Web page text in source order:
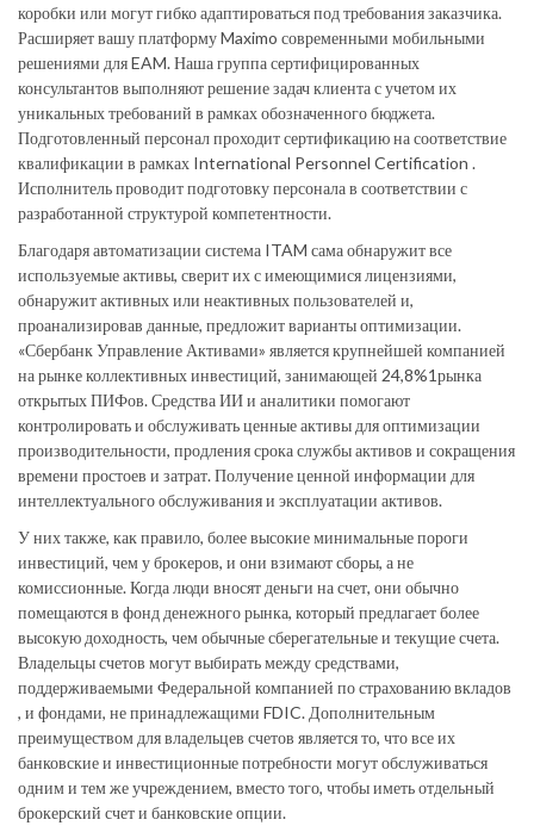
коробки или могут гибко адаптироваться под требования заказчика.
Расширяет вашу платформу Maximo современными мобильными
решениями для EAM. Наша группа сертифицированных
консультантов выполняют решение задач клиента с учетом их
уникальных требований в рамках обозначенного бюджета.
Подготовленный персонал проходит сертификацию на соответствие
квалификации в рамках International Personnel Certification .
Исполнитель проводит подготовку персонала в соответствии с
разработанной структурой компетентности.
Благодаря автоматизации система ITAM сама обнаружит все
используемые активы, сверит их с имеющимися лицензиями,
обнаружит активных или неактивных пользователей и,
проанализировав данные, предложит варианты оптимизации.
«Сбербанк Управление Активами» является крупнейшей компанией
на рынке коллективных инвестиций, занимающей 24,8%1рынка
открытых ПИФов. Средства ИИ и аналитики помогают
контролировать и обслуживать ценные активы для оптимизации
производительности, продления срока службы активов и сокращения
времени простоев и затрат. Получение ценной информации для
интеллектуального обслуживания и эксплуатации активов.
У них также, как правило, более высокие минимальные пороги
инвестиций, чем у брокеров, и они взимают сборы, а не
комиссионные. Когда люди вносят деньги на счет, они обычно
помещаются в фонд денежного рынка, который предлагает более
высокую доходность, чем обычные сберегательные и текущие счета.
Владельцы счетов могут выбирать между средствами,
поддерживаемыми Федеральной компанией по страхованию вкладов
, и фондами, не принадлежащими FDIC. Дополнительным
преимуществом для владельцев счетов является то, что все их
банковские и инвестиционные потребности могут обслуживаться
одним и тем же учреждением, вместо того, чтобы иметь отдельный
брокерский счет и банковские опции.